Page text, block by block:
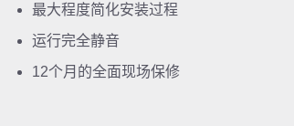
最大程度简化安装过程
运行完全静音
12个月的全面现场保修